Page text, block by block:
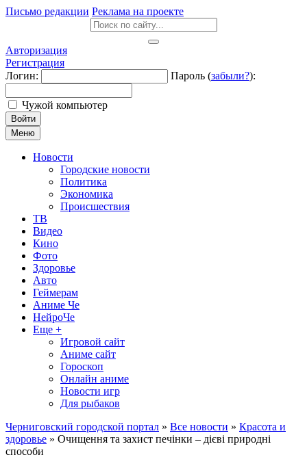
Письмо редакции Реклама на проекте
Авторизация
Регистрация
Логин:
Пароль (забыли?):
Чужой компьютер
Войти
Меню
Новости
Городские новости
Политика
Экономика
Происшествия
ТВ
Видео
Кино
Фото
Здоровье
Авто
Геймерам
Аниме Че
НейроЧе
Еще +
Игровой сайт
Аниме сайт
Гороскоп
Онлайн аниме
Новости игр
Для рыбаков
Черниговский городской портал » Все новости » Красота и
здоровье » Очищення та захист печінки – дієві природні
способи